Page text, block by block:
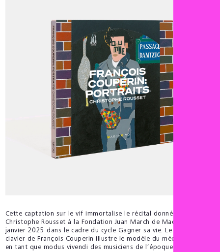
Cette captation sur le vif immortalise le récital donné par
Christophe Rousset à la Fondation Juan March de Madrid le 8
janvier 2025 dans le cadre du cycle Gagner sa vie. Le corpus pour
clavier de François Couperin illustre le modèle du mécénat royal
en tant que modus vivendi des musiciens de l’époque moderne